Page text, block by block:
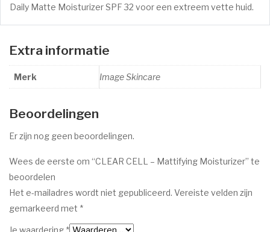
Daily Matte Moisturizer SPF 32 voor een extreem vette huid.
Extra informatie
Merk Image Skincare
Beoordelingen
Er zijn nog geen beoordelingen.
Wees de eerste om “CLEAR CELL – Mattifying Moisturizer” te
beoordelen
Het e-mailadres wordt niet gepubliceerd. Vereiste velden zijn
gemarkeerd met *
Je waardering *